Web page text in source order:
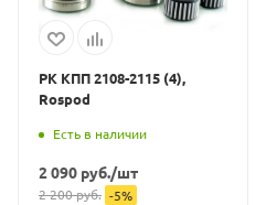
РК КПП 2108-2115 (4),
Rospod
Есть в наличии
2 090 руб./шт
2 200руб. -5%